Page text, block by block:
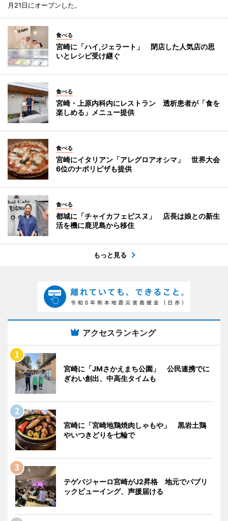
月21日にオープンした。
食べる
宮崎に「ハイ,ジェラート」 閉店した人気店の思
いとレシピ受け継ぐ
食べる
宮崎・上原内科内にレストラン 透析患者が「食を
楽しめる」メニュー提供
食べる
宮崎にイタリアン「アレグロアオシマ」 世界大会
6位のナポリピザも提供
食べる
都城に「チャイカフェビスヌ」 店長は娘との新生
活を機に鹿児島から移住
もっと見る
アクセスランキング
宮崎に「JMさかえまち公園」 公民連携でに
ぎわい創出、中高生タイムも
宮崎に「宮崎地鶏焼肉しゃもや」 黒岩土鶏
やいつきどりを七輪で
テゲバジャーロ宮崎がJ2昇格 地元でパブリ
ックビューイング、声援届ける